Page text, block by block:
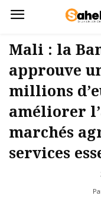
Mali : la
approuve
millions
améliorer
marchés
services